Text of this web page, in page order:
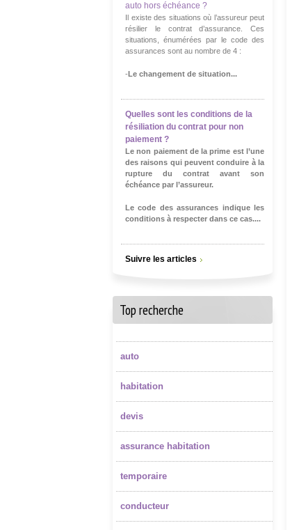
auto hors échéance ?
Il existe des situations où l’assureur peut
résilier le contrat d’assurance. Ces
situations, énumérées par le code des
assurances sont au nombre de 4 :
-Le changement de situation...
Quelles sont les conditions de la
résiliation du contrat pour non
paiement ?
Le non paiement de la prime est l’une
des raisons qui peuvent conduire à la
rupture du contrat avant son
échéance par l’assureur.
Le code des assurances indique les
conditions à respecter dans ce cas....
Suivre les articles
Top recherche
auto
habitation
devis
assurance habitation
temporaire
conducteur